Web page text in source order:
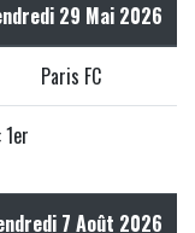
29 Mai 2026
Paris FC
1er
7 Août 2026